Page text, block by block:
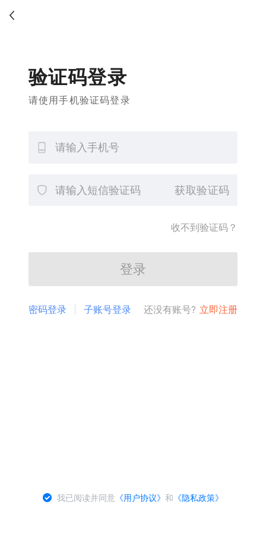
验证码登录
请使用手机验证码登录
获取验证码
收不到验证码？
登录
密码登录 子账号登录 还没有账号? 立即注册
我已阅读并同意 《用户协议》和 《隐私政策》